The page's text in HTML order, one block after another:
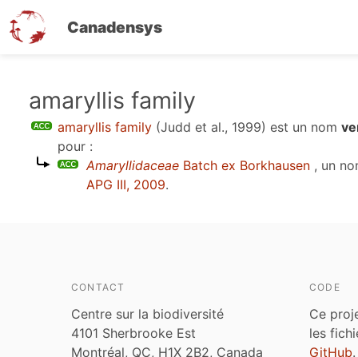
Canadensys
contenu
amaryllis family
amaryllis family (Judd et al., 1999) est un nom
pour :
Amaryllidaceae Batch ex Borkhausen , un
APG III, 2009.
CONTACT
Centre sur la biodiversité
4101 Sherbrooke Est
Montréal, QC, H1X 2B2, Canada
CODE
Ce
les
GitHub.